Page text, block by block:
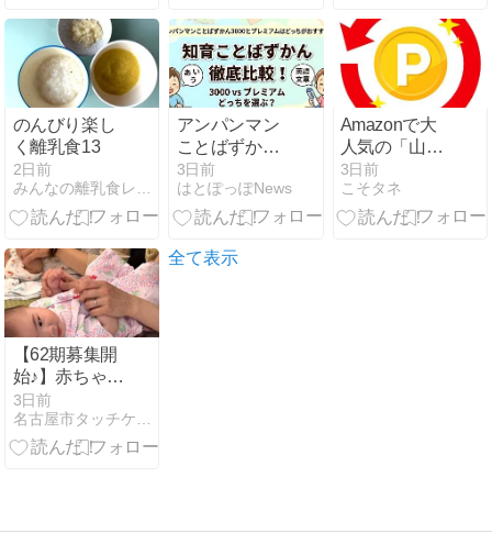
のんびり楽し
く離乳食13
2日前
みんなの離乳食レシピ
アンパンマン
ことばずかん
3000とプレミ
アムの違いは
8つ｜どっち
徹底解説
3日前
はとぽっぽNews
Amazonで大
人気の「山崎
実業」のキッ
チン用品など
が50%以上ポ
3日前
こそタネ
【62期募集開
始♪】赤ちゃん
と気持ちが通
じ合う@べび
ぃたっち子育
3日前
全て表示